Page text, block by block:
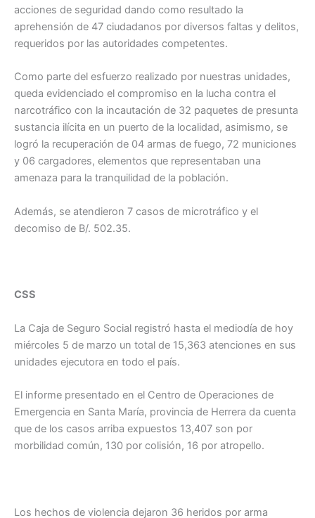
acciones de seguridad dando como resultado la
aprehensión de 47 ciudadanos por diversos faltas y delitos,
requeridos por las autoridades competentes.
Como parte del esfuerzo realizado por nuestras unidades,
queda evidenciado el compromiso en la lucha contra el
narcotráfico con la incautación de 32 paquetes de presunta
sustancia ilícita en un puerto de la localidad, asimismo, se
logró la recuperación de 04 armas de fuego, 72 municiones
y 06 cargadores, elementos que representaban una
amenaza para la tranquilidad de la población.
Además, se atendieron 7 casos de microtráfico y el
decomiso de B/. 502.35.
CSS
La Caja de Seguro Social registró hasta el mediodía de hoy
miércoles 5 de marzo un total de 15,363 atenciones en sus
unidades ejecutora en todo el país.
El informe presentado en el Centro de Operaciones de
Emergencia en Santa María, provincia de Herrera da cuenta
que de los casos arriba expuestos 13,407 son por
morbilidad común, 130 por colisión, 16 por atropello.
Los hechos de violencia dejaron 36 heridos por arma